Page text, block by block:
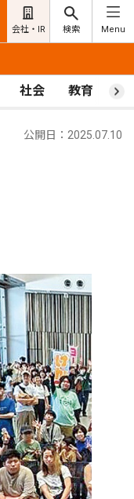
会社・IR 検索 Menu
社会 教育 ス
公開日：2025.07.10